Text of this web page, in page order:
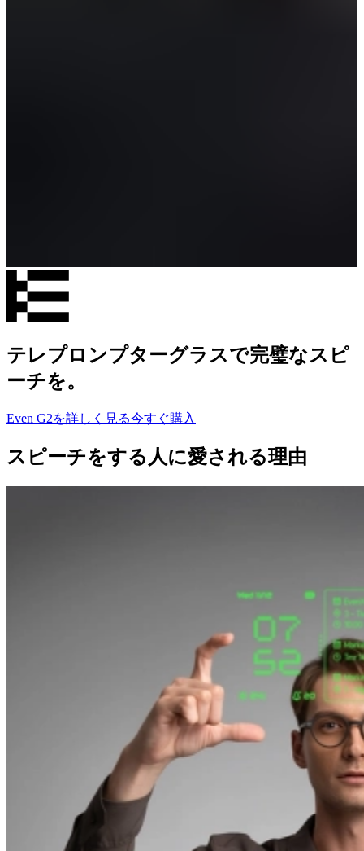
テレプロンプターグラスで完璧なスピ
ーチを。
Even G2を詳しく見る今すぐ購入
スピーチをする人に愛される理由